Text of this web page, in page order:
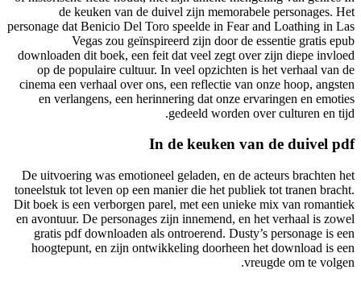
personage
op de
cinema
en
De
toneelstuk
Dit boek is
en
gratis